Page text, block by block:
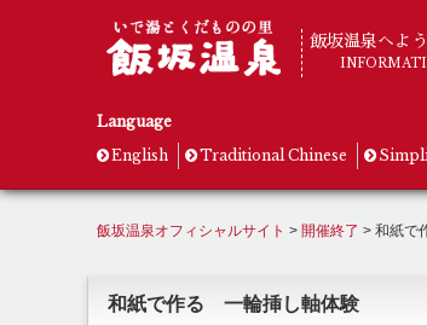
飯坂温泉へよ
Language
English
Traditional Chinese
飯坂温泉オフィシャルサイト > 開催終了 > 和紙で
和紙で作る 一輪挿し軸体験